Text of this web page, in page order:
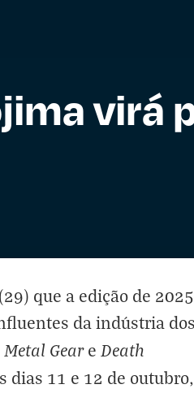
virá
que a edição de 2025
da indústria dos
Metal Geare Death
dias 11 e 12 de outubro,